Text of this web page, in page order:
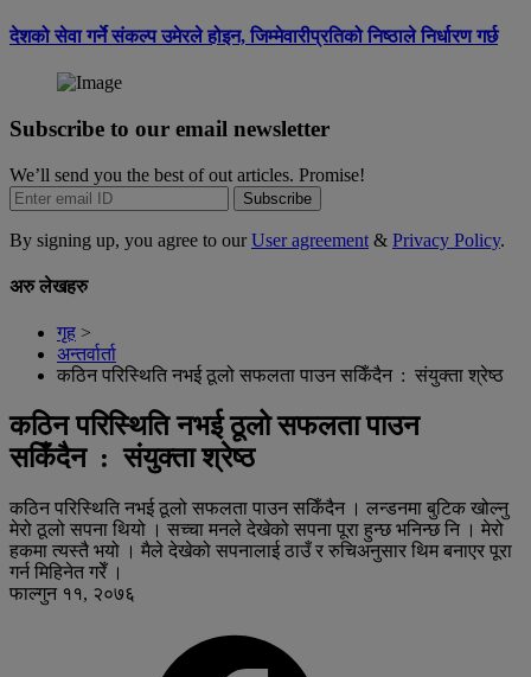
देशको सेवा गर्ने संकल्प उमेरले होइन, जिम्मेवारीप्रतिको निष्ठाले निर्धारण गर्छ
Subscribe to our email newsletter
We’ll send you the best of out articles. Promise!
Subscribe
By signing up, you agree to ourUser agreement & Privacy Policy.
अरु लेखहरु
गृह >
अन्तर्वार्ता
कठिन परिस्थिति नभई ठूलो सफलता पाउन सकिँदैन : संयुक्ता श्रेष्ठ
कठिन परिस्थिति नभई ठूलो सफलता पाउन
सकिँदैन : संयुक्ता श्रेष्ठ
कठिन परिस्थिति नभई ठूलो सफलता पाउन सकिँदैन । लन्डनमा बुटिक खोल्नु
मेरो ठूलो सपना थियो । सच्चा मनले देखेको सपना पूरा हुन्छ भनिन्छ नि । मेरो
हकमा त्यस्तै भयो । मैले देखेको सपनालाई ठाउँ र रुचिअनुसार थिम बनाएर पूरा
गर्न मिहिनेत गरेँ ।
फाल्गुन ११, २०७६